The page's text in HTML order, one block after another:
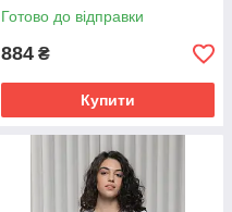
Готово до відправки
884 ₴
Купити